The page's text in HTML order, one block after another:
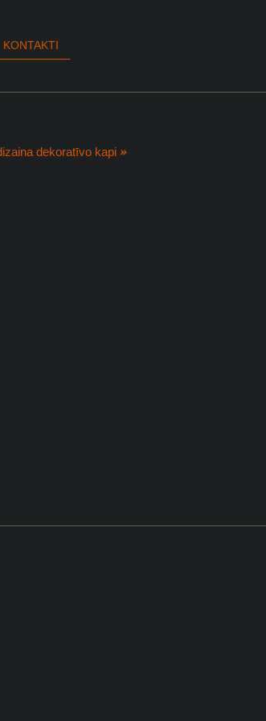
KONTAKTI
dekoratīvo kapi